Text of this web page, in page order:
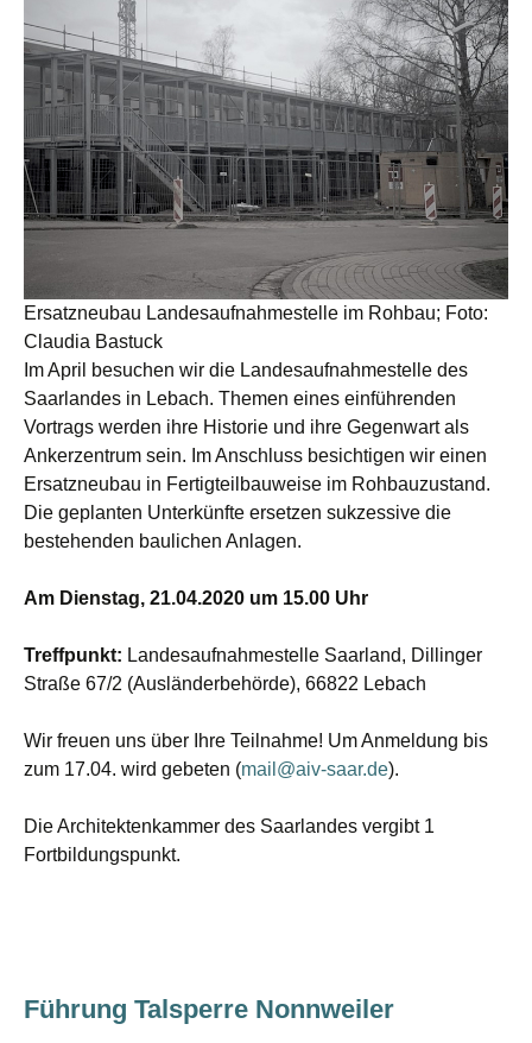
Ersatzneubau Landesaufnahmestelle im Rohbau; Foto:
Claudia Bastuck
Im April besuchen wir die Landesaufnahmestelle des
Saarlandes in Lebach. Themen eines einführenden
Vortrags werden ihre Historie und ihre Gegenwart als
Ankerzentrum sein. Im Anschluss besichtigen wir einen
Ersatzneubau in Fertigteilbauweise im Rohbauzustand.
Die geplanten Unterkünfte ersetzen sukzessive die
bestehenden baulichen Anlagen.
Am Dienstag, 21.04.2020 um 15.00 Uhr
Treffpunkt: Landesaufnahmestelle Saarland, Dillinger
Straße 67/2 (Ausländerbehörde), 66822 Lebach
Wir freuen uns über Ihre Teilnahme! Um Anmeldung bis
zum 17.04. wird gebeten (mail@aiv-saar.de).
Die Architektenkammer des Saarlandes vergibt 1
Fortbildungspunkt.
Führung Talsperre Nonnweiler